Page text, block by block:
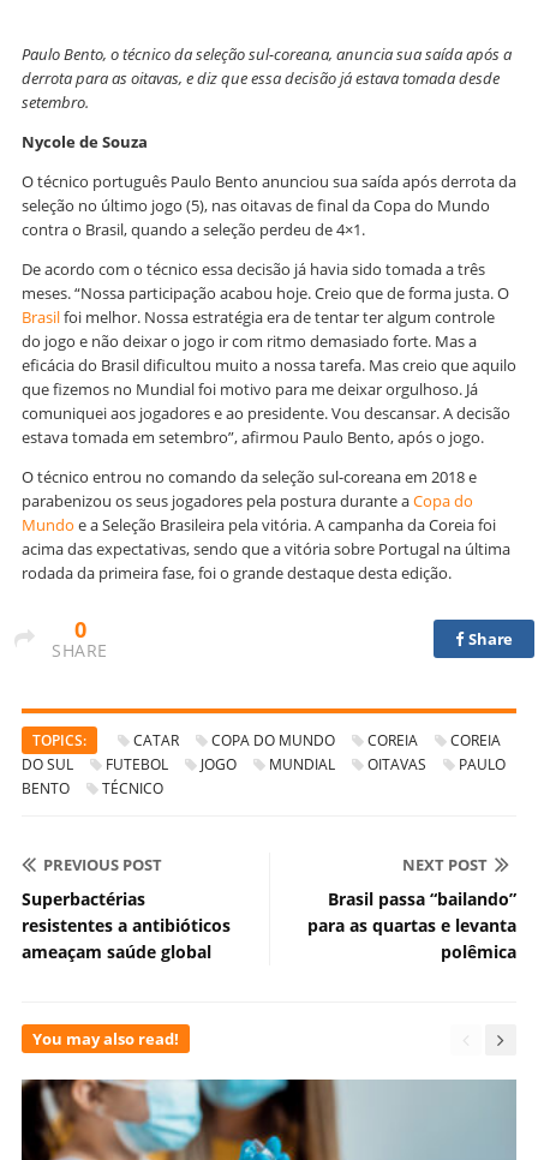
Paulo Bento, o técnico da seleção sul-coreana, anuncia sua saídaapós a
derrota para as oitavas, e diz que essa decisão já estava tomada desde
setembro.
Nycole de Souza
O técnico português Paulo Bento anunciou sua saída após derrota da
seleção no último jogo (5), nas oitavas de final da Copa do Mundo
contra o Brasil, quando a seleção perdeu de 4×1.
De acordo com o técnico essa decisão já havia sido tomada a três
meses. “Nossa participação acabou hoje. Creio que de forma justa. O
Brasilfoi melhor. Nossa estratégia era de tentar ter algum controle
do jogo e não deixar o jogo ir com ritmo demasiado forte. Mas a
eficácia do Brasil dificultou muito a nossa tarefa. Mas creio que aquilo
que fizemos no Mundial foi motivo para me deixar orgulhoso. Já
comuniquei aos jogadores e ao presidente. Vou descansar. A decisão
estava tomada em setembro”, afirmou Paulo Bento, após o jogo.
O técnico entrou no comando da seleção sul-coreana em 2018 e
parabenizou os seus jogadores pela postura durante aCopa do
Mundo e a Seleção Brasileira pela vitória. A campanha da Coreia foi
acima das expectativas, sendo que a vitória sobre Portugal na última
rodada da primeira fase, foi o grande destaque desta edição.
0
SHARE
Share
TOPICS: CATAR COPA DO MUNDO COREIA
COREIA
DO SUL
FUTEBOL JOGO MUNDIAL OITAVAS
PAULO
BENTO
TÉCNICO
PREVIOUS POST
Superbactérias
resistentes a antibióticos
ameaçam saúde global
NEXT POST
Brasil passa “bailando”
para as quartas e levanta
polêmica
You may also read!